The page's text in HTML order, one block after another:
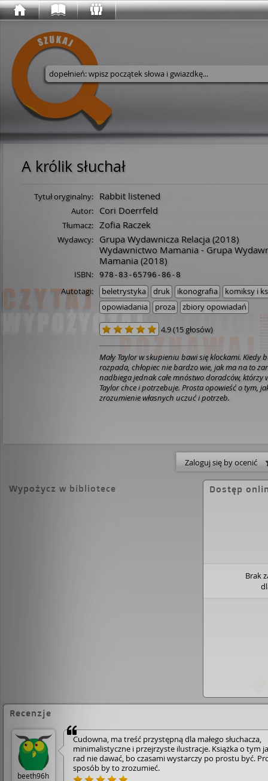
Wyszukaj w serwisie
A królik słuchał
Tytuł oryginalny: Rabbit listened
Autor: Cori Doerrfeld
Tłumacz: Zofia Raczek
Wydawcy: Grupa Wydawnicza Relacja (2018)
Wydawnictwo Mamania - Grupa
Mamania (2018)
ISBN: 978-83-65796-86-8
Autotagi: beletrystyka druk ikonografia
komiksy i
opowiadania
proza zbiory opowiadań
4.9(15 głosów)
Mały Taylor w skupieniu bawi się klockami. Kiedy
rozpada, chłopiec nie bardzo wie, jak ma na to
nadbiega jednak całe mnóstwo doradców, którzy
Taylor chce i potrzebuje. Prosta opowieść o tym,
zrozumienie własnych uczuć i potrzeb.
Zaloguj się by ocenić
Wypożycz w bibliotece Dostęp
Brak
Recenzje
beeth96h
Cudowna, ma treść przystępną dla małego słuchacza,
minimalistyczne i przejrzyste ilustracje. Książka o tym
rad nie dawać, bo czasami wystarczy po prostu być.
sposób by to zrozumieć.